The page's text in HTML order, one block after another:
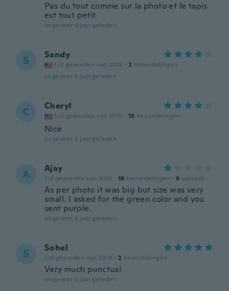
Pas du tout comme sur la photo et le tapis
est tout petit
ongeveer 6 jaar geleden
S Sandy
Lid geworden van 2016 · 2 beoordelingen
ongeveer 6 jaar geleden
C Cheryl
Lid geworden van 2016 · 13 beoordelingen
Nice
ongeveer 6 jaar geleden
A Ajay
Lid geworden van 2018 · 18 beoordelingen · 6 uploads
As per photo it was big but size was very
small. I asked for the green color and you
sent purple.
ongeveer 6 jaar geleden
S Sohel
Lid geworden van 2019 · 2 beoordelingen
Very much punctual
ongeveer 6 jaar geleden